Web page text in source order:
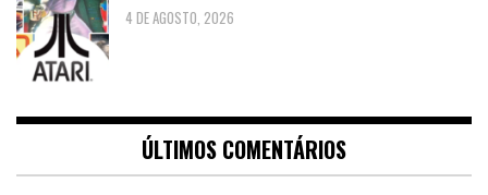
4 DE AGOSTO, 2026
ÚLTIMOS COMENTÁRIOS